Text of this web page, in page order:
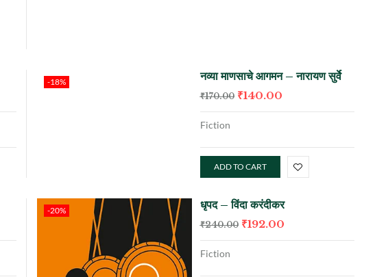
-18% नव्या माणसाचे आगमन – नारायण सुर्वे
₹170.00 ₹140.00
Fiction
ADD TO CART
-20% धृपद – विंदा करंदीकर
₹240.00 ₹192.00
Fiction